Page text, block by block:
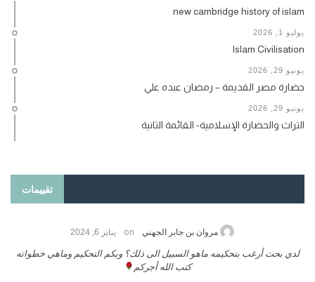
new cambridge history of islam
يوليو 1, 2026
Islam Civilisation
يونيو 29, 2026
حضارة مصر القديمة – رمضان عبده علي
يونيو 29, 2026
التراث والحضارة الإسلامية- القائمة الثانية
تقييمات
مروان بن جابر الجهني on يناير 6, 2024
لدي بحث أرغب بتحكيمه ماهو السبيل الى ذلك؟ وبكم التحكيم وماهي خطواته
كتب الله أجركم